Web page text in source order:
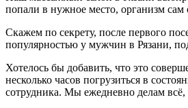
попали в нужное место, организм сам
Скажем по секрету, после первого
популярностью у мужчин в Рязани,
Хотелось бы добавить, что это
несколько часов погрузиться в
сотрудника. Мы ежедневно делам